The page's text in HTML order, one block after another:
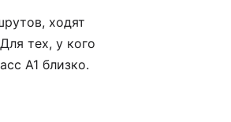
ходят
тех, у кого
A1 близко.